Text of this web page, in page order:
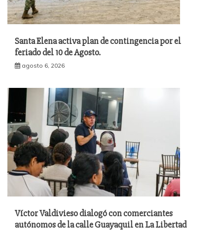
Santa Elena activa plan de contingencia por el
feriado del 10 de Agosto.
agosto 6, 2026
Víctor Valdivieso dialogó con comerciantes
autónomos de la calle Guayaquil en La Libertad